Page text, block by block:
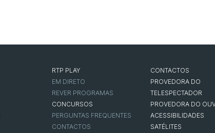
RTP PLAY
EM DIRETO
REVER PROGRAMAS
CONCURSOS
PERGUNTAS FREQUENTES
CONTACTOS
CONTACTOS
PROVEDORA DO
TELESPECTADOR
PROVEDORA DO
ACESSIBILIDADES
SATÉLITES